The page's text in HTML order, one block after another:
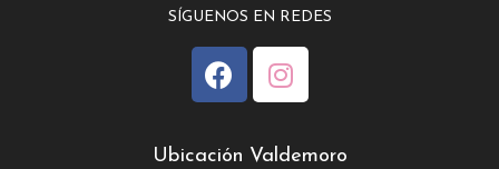
SÍGUENOS EN REDES
Ubicación Valdemoro